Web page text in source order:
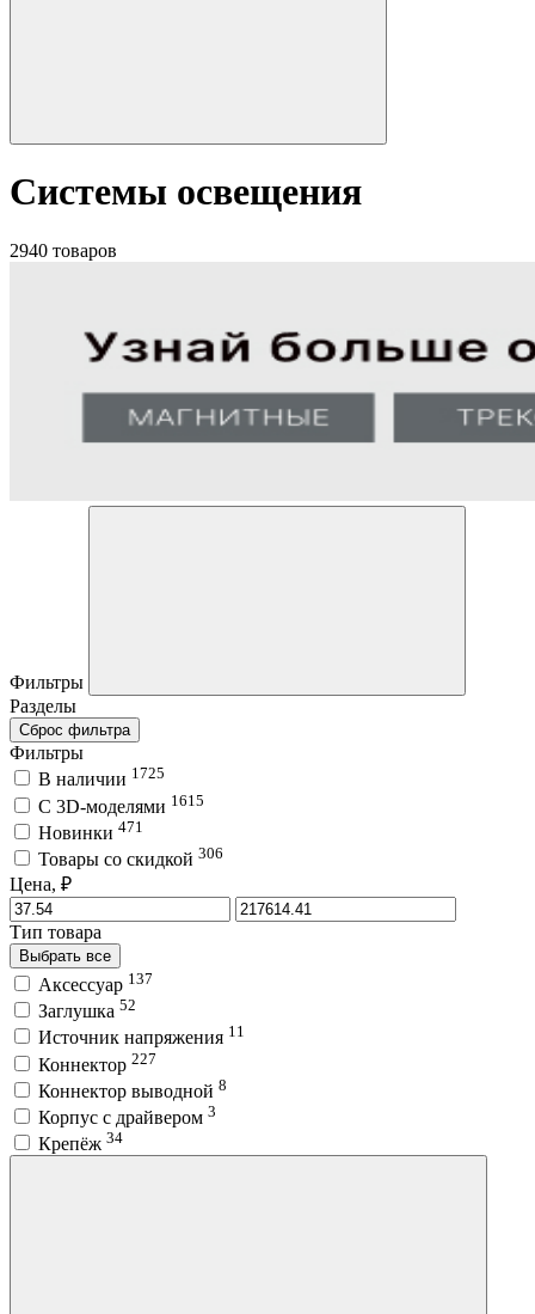
Системы освещения
2940 товаров
Фильтры
Разделы
Сброс фильтра
Фильтры
В наличии 1725
C 3D-моделями 1615
Новинки 471
Товары со скидкой 306
Цена, ₽
Тип товара
Выбрать все
Аксессуар 137
Заглушка 52
Источник напряжения 11
Коннектор 227
Коннектор выводной 8
Корпус с драйвером 3
Крепёж 34